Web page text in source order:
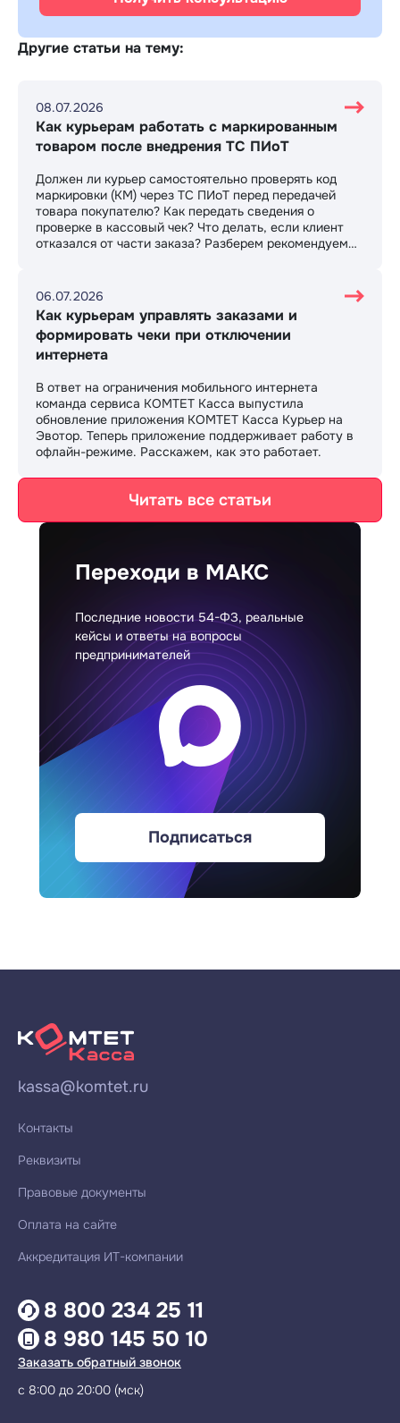
Другие статьи на тему:
08.07.2026
Как курьерам работать с маркированным
товаром после внедрения ТС ПИоТ
Должен ли курьер самостоятельно проверять код
маркировки (КМ) через ТС ПИоТ перед передачей
товара покупателю? Как передать сведения о
проверке в кассовый чек? Что делать, если клиент
отказался от части заказа? Разберем рекомендуемый
06.07.2026
Как курьерам управлять заказами и
формировать чеки при отключении
интернета
В ответ на ограничения мобильного интернета
команда сервиса КОМТЕТ Касса выпустила
обновление приложения КОМТЕТ Касса Курьер на
Эвотор. Теперь приложение поддерживает работу в
офлайн-режиме. Расскажем, как это работает.
Читать все статьи
Переходи в МАКС
Последние новости 54-ФЗ, реальные
кейсы и ответы на вопросы
предпринимателей
Подписаться
kassa@komtet.ru
Контакты
Реквизиты
Правовые документы
Оплата на сайте
Аккредитация ИТ-компании
8 800 234 25 11
8 980 145 50 10
Заказать обратный звонок
с 8:00 до 20:00 (мск)